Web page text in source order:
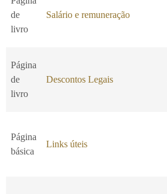
de
livro
Salário e remuneração
Página
de
livro
Descontos Legais
Página
básica
Links úteis